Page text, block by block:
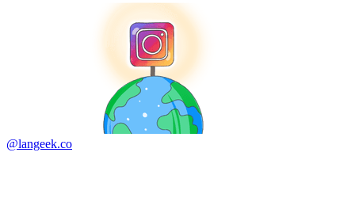
@langeek.co